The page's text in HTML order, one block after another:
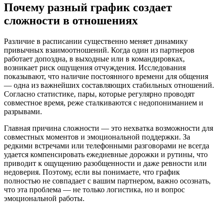
Почему разный график создает
сложности в отношениях
Различие в расписании существенно меняет динамику
привычных взаимоотношений. Когда один из партнеров
работает допоздна, в выходные или в командировках,
возникает риск ощущения отчуждения. Исследования
показывают, что наличие постоянного времени для общения
— одна из важнейших составляющих стабильных отношений.
Согласно статистике, пары, которые регулярно проводят
совместное время, реже сталкиваются с недопониманием и
разрывами.
Главная причина сложности — это нехватка возможности для
совместных моментов и эмоциональной поддержки. За
редкими встречами или телефонными разговорами не всегда
удается компенсировать ежедневные дорожки и рутины, что
приводит к ощущению разобщенности и даже ревности или
недоверия. Поэтому, если вы понимаете, что график
полностью не совпадает с вашим партнером, важно осознать,
что эта проблема — не только логистика, но и вопрос
эмоциональной работы.